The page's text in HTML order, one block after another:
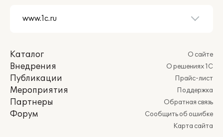
Каталог
Внедрения
Публикации
Мероприятия
Партнеры
Форум
О сайте
О решениях 1С
Прайс-лист
Поддержка
Обратная связь
Сообщить об ошибке
Карта сайта